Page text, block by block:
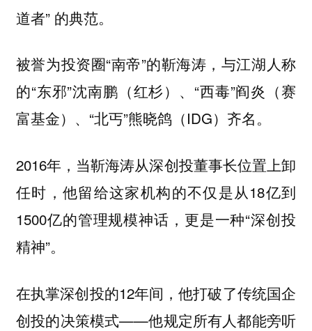
道者” 的典范。
被誉为投资圈“南帝”的靳海涛，与江湖人称
的“东邪”沈南鹏（红杉）、“西毒”阎炎（赛
富基金）、“北丐”熊晓鸽（IDG）齐名。
2016年，当靳海涛从深创投董事长位置上卸
任时，他留给这家机构的不仅是从18亿到
1500亿的管理规模神话，更是一种“深创投
精神”。
在执掌深创投的12年间，他打破了传统国企
创投的决策模式——他规定所有人都能旁听